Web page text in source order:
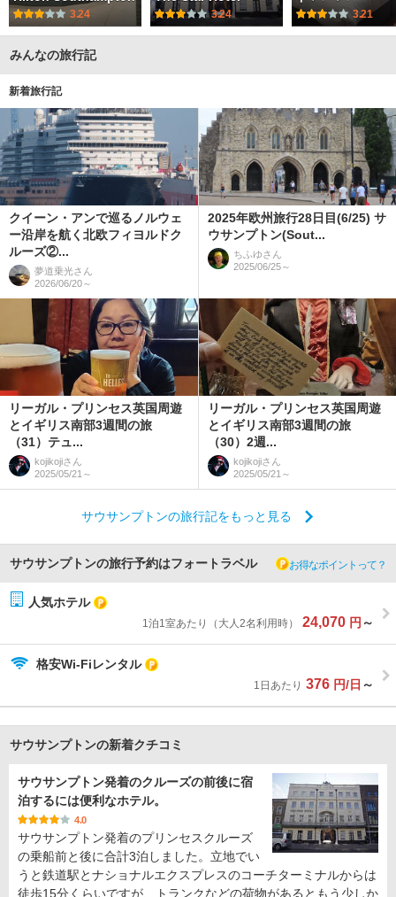
3.24 3.24 3.21
みんなの旅行記
新着旅行記
クイーン・アンで巡るノルウェ
ー沿岸を航く北欧フィヨルドク
ルーズ②...
夢道乗光さん
2026/06/20～
2025年欧州旅行28日目(6/25) サ
ウサンプトン(Sout...
ちふゆさん
2025/06/25～
リーガル・プリンセス英国周遊
とイギリス南部3週間の旅
（31）テュ...
kojikojiさん
2025/05/21～
リーガル・プリンセス英国周遊
とイギリス南部3週間の旅
（30）2週...
kojikojiさん
2025/05/21～
サウサンプトンの旅行記をもっと見る
サウサンプトンの旅行予約はフォートラベル お得なポイントって？
人気ホテル
1泊1室あたり（大人2名利用時） 24,070 円 ～
格安Wi-Fiレンタル
1日あたり 376 円/日 ～
サウサンプトンの新着クチコミ
サウサンプトン発着のクルーズの前後に宿
泊するには便利なホテル。
4.0
サウサンプトン発着のプリンセスクルーズ
の乗船前と後に合計3泊しました。立地でい
うと鉄道駅とナショナルエクスプレスのコーチターミナルからは
徒歩15分くらいですが、トランクなどの荷物があるともう少しか